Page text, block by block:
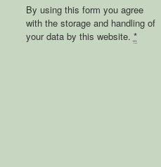
By using this form you agree
with the storage and handling of
your data by this website. *